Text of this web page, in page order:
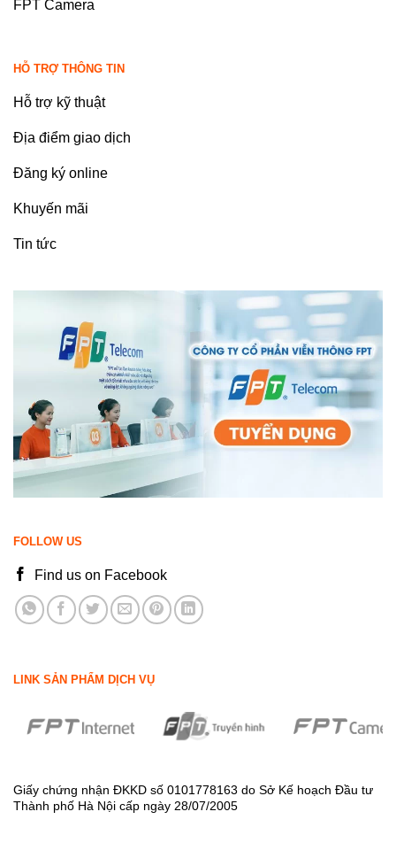
FPT Camera
HỖ TRỢ THÔNG TIN
Hỗ trợ kỹ thuật
Địa điểm giao dịch
Đăng ký online
Khuyến mãi
Tin tức
FOLLOW US
Find us on Facebook
LINK SẢN PHẨM DỊCH VỤ
Giấy chứng nhận ĐKKD số 0101778163 do Sở Kế hoạch Đầu tư
Thành phố Hà Nội cấp ngày 28/07/2005